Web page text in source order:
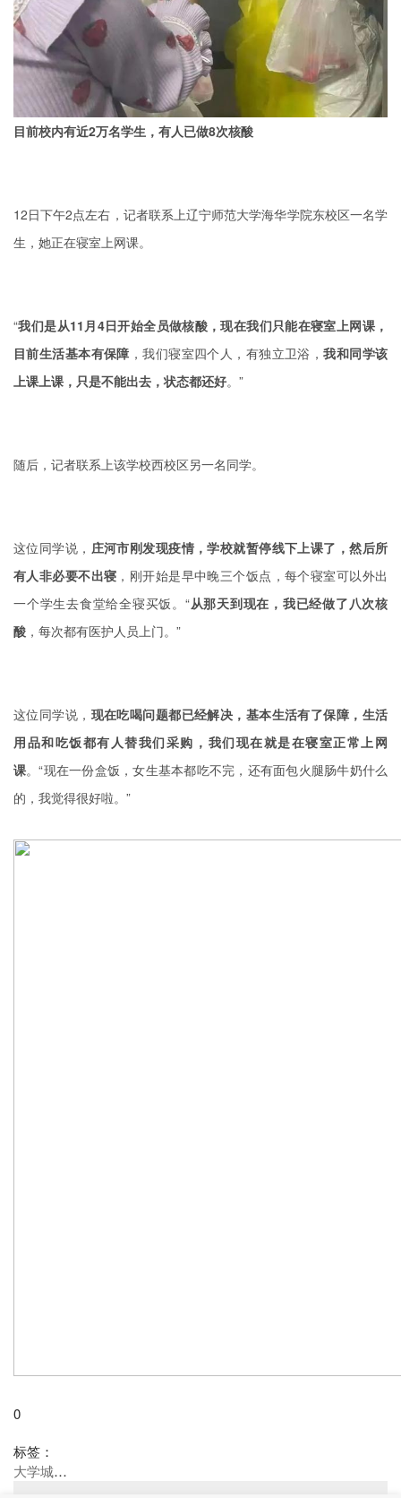
目前校内有近2万名学生，有人已做8次核酸
12日下午2点左右，记者联系上辽宁师范大学海华学院东校区一名学
生，她正在寝室上网课。
“我们是从11月4日开始全员做核酸，现在我们只能在寝室上网课，
目前生活基本有保障 ，我们寝室四个人，有独立卫浴，我和同学该
上课上课，只是不能出去，状态都还好。”
随后，记者联系上该学校西校区另一名同学。
这位同学说， 庄河市刚发现疫情，学校就暂停线下上课了，然后所
有人非必要不出寝 ，刚开始是早中晚三个饭点，每个寝室可以外出
一个学生去食堂给全寝买饭。“从那天到现在，我已经做了八次核
酸 ，每次都有医护人员上门。”
这位同学说， 现在吃喝问题都已经解决，基本生活有了保障，生活
用品和吃饭都有人替我们采购，我们现在就是在寝室正常上网
课。“现在一份盒饭，女生基本都吃不完，还有面包火腿肠牛奶什么
的，我觉得很好啦。”
0
标签：
大学城34名学生确诊